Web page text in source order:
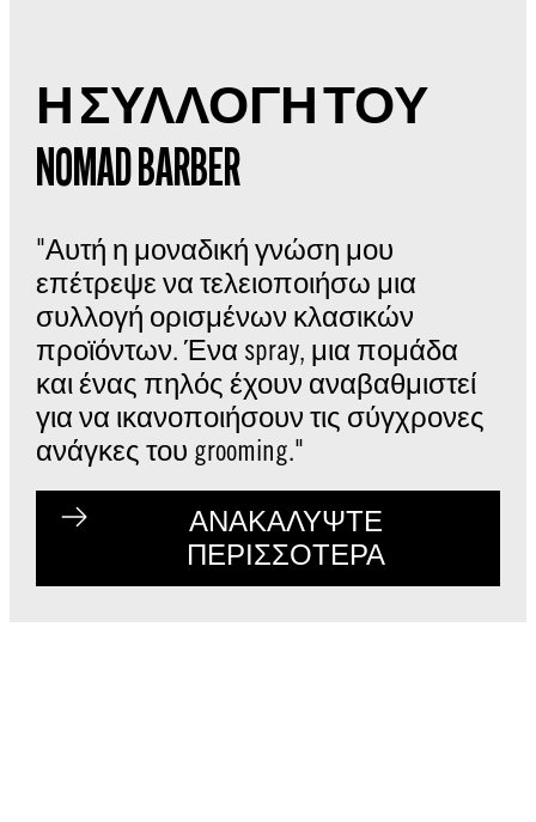
Η ΣΥΛΛΟΓΗ ΤΟΥ
NOMAD BARBER
"Αυτή η μοναδική γνώση μου
επέτρεψε να τελειοποιήσω μια
συλλογή ορισμένων κλασικών
προϊόντων. Ένα spray, μια πομάδα
και ένας πηλός έχουν αναβαθμιστεί
για να ικανοποιήσουν τις σύγχρονες
ανάγκες του grooming."
ΑΝΑΚΑΛΥΨΤΕ
ΠΕΡΙΣΣΟΤΕΡΑ